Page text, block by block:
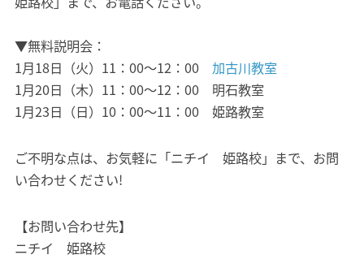
▼無料説明会：
1月18日（火）11：00～12：00 加古川教室
1月20日（木）11：00～12：00 明石教室
1月23日（日）10：00～11：00 姫路教室
ご不明な点は、お気軽に「ニチイ 姫路校」まで、お問
い合わせください!
【お問い合わせ先】
ニチイ 姫路校